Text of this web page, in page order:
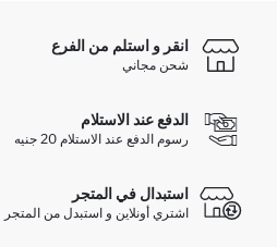
انقر و استلم من الفرع
شحن مجاني
الدفع عند الاستلام
رسوم الدفع عند الاستلام 20 جنيه
استبدال في المتجر
اشتري أونلاين و استبدل من المتجر